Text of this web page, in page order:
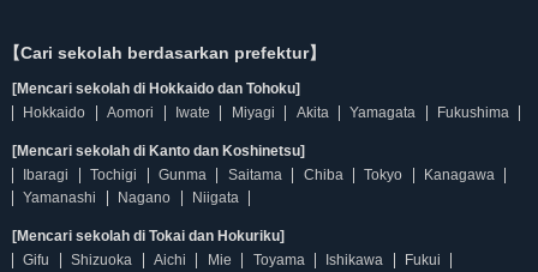
【Cari sekolah berdasarkan prefektur】
[Mencari sekolah di Hokkaido dan Tohoku]
Hokkaido
Aomori Iwate Miyagi Akita Yamagata Fukushima
[Mencari sekolah di Kanto dan Koshinetsu]
Ibaragi
Tochigi Gunma Saitama Chiba Tokyo
Kanagawa
Yamanashi
Nagano Niigata
[Mencari sekolah di Tokai dan Hokuriku]
Gifu
Shizuoka Aichi Mie Toyama Ishikawa Fukui